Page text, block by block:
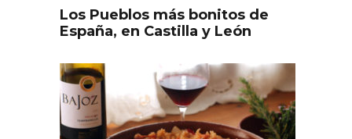
Los Pueblos más bonitos de
España, en Castilla y León